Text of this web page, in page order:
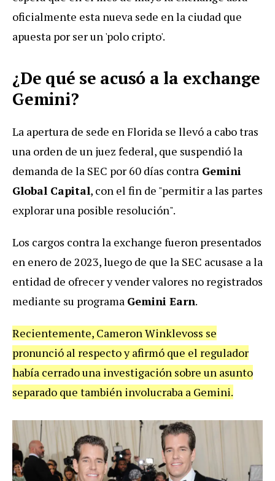
oficialmente esta nueva sede en la ciudad que
apuesta por ser un 'polo cripto'.
¿De qué se acusó a la exchange
Gemini?
La apertura de sede en Florida se llevó a cabo tras
una orden de un juez federal, que suspendió la
demanda de la SEC por 60 días contra Gemini
Global Capital, con el fin de "permitir a las partes
explorar una posible resolución".
Los cargos contra la exchange fueron presentados
en enero de 2023, luego de que la SEC acusase a la
entidad de ofrecer y vender valores no registrados
mediante su programa Gemini Earn.
Recientemente, Cameron Winklevoss se
pronunció al respecto y afirmó que el regulador
había cerrado una investigación sobre un asunto
separado que también involucraba a Gemini.